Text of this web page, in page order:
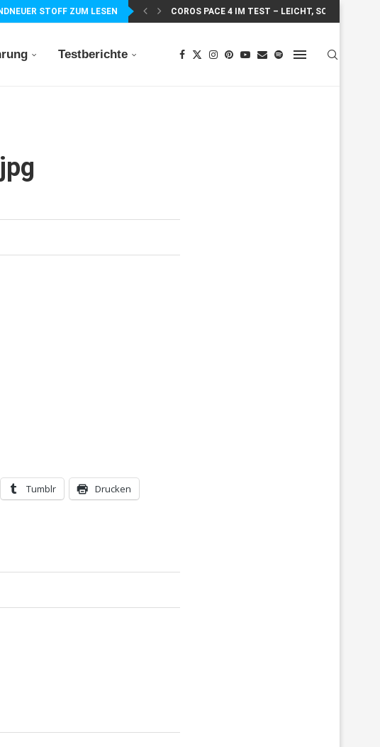
STOFF ZUM LESEN COROS PACE 4 IM TEST – LEICHT, SCHNELL...
Testberichte
Tumblr Drucken